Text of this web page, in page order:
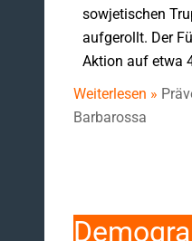
sowjetischen
aufgerollt. Der
Aktion auf etwa
Weiterlesen »
Barbarossa